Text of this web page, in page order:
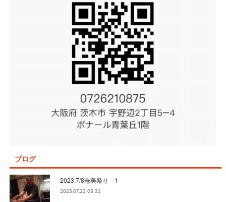
ブログ
2023.7/8奄美祭り 1
2023.07.22 03:31